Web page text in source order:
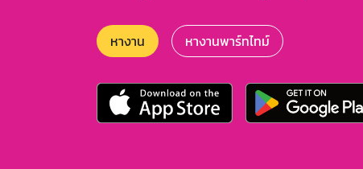
หางาน หางานพาร์ทไทม์